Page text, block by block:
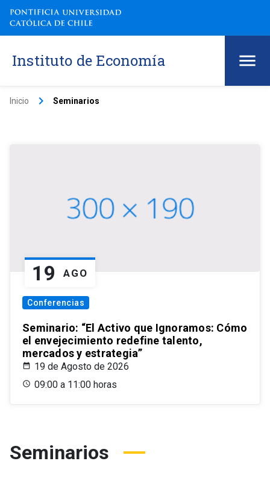
Instituto de Economía
Inicio keyboard_arrow_right Seminarios
19 AGO
Conferencias
Seminario: “El Activo que Ignoramos: Cómo
el envejecimiento redefine talento,
mercados y estrategia”
19 de Agosto de 2026
09:00 a 11:00 horas
Seminarios